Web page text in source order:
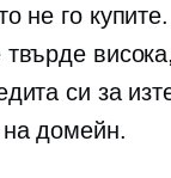
не го
си за
домейн.